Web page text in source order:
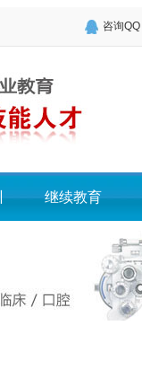
咨询QQ
继续教育